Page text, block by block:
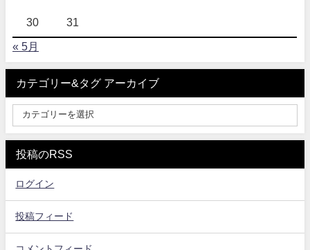
30 31
« 5月
カテゴリー&タグ アーカイブ
投稿のRSS
ログイン
投稿フィード